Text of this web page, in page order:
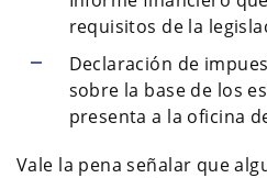
requisitos de la
Declaración de
sobre la base de los
presenta a la oficina
Vale la pena señalar que